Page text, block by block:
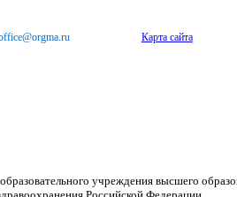
Карта сайта
учреждения высшего
Российской Федерации.